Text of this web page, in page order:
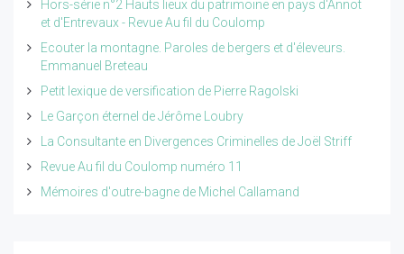
Hors-série n°2 Hauts lieux du patrimoine en pays d'Annot
et d'Entrevaux - Revue Au fil du Coulomp
Ecouter la montagne. Paroles de bergers et d'éleveurs.
Emmanuel Breteau
Petit lexique de versification de Pierre Ragolski
Le Garçon éternel de Jérôme Loubry
La Consultante en Divergences Criminelles de Joël Striff
Revue Au fil du Coulomp numéro 11
Mémoires d'outre-bagne de Michel Callamand